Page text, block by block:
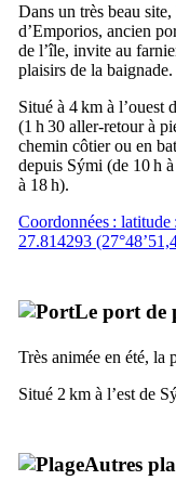
Dans un très beau
d’Emporios, ancien
de l’île, invite au
plaisirs de la baignade.
Situé à 4 km à l’ouest
(1 h 30 aller-retour à
chemin côtier ou en
depuis Sými (de 10 h
à 18 h).
Coordonnées :
27.814293
Le port de
Très animée en été, la
Situé 2 km à l’est de
Autres